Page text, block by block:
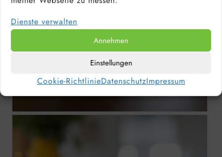
Dienste verwalten
Annehmen
Einstellungen
Cookie-RichtlinieDatenschutzImpressum